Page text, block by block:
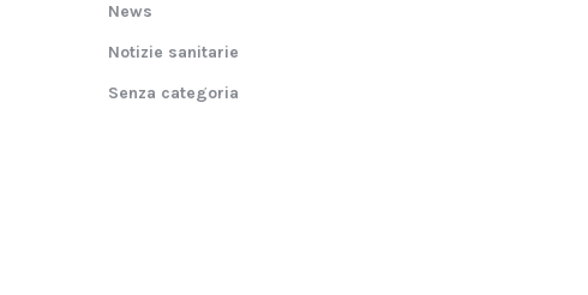
News
Notizie sanitarie
Senza categoria